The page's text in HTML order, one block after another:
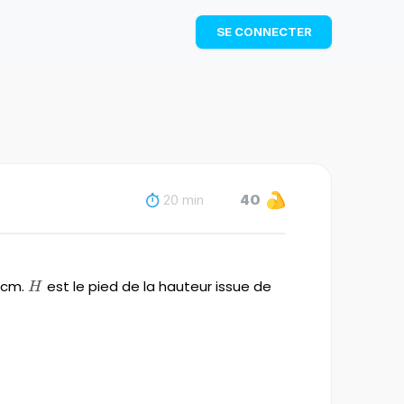
TÉLÉCHARGER
SE CONNECTER
20 min 40
cm.H
H est le pied de la hauteur issue de